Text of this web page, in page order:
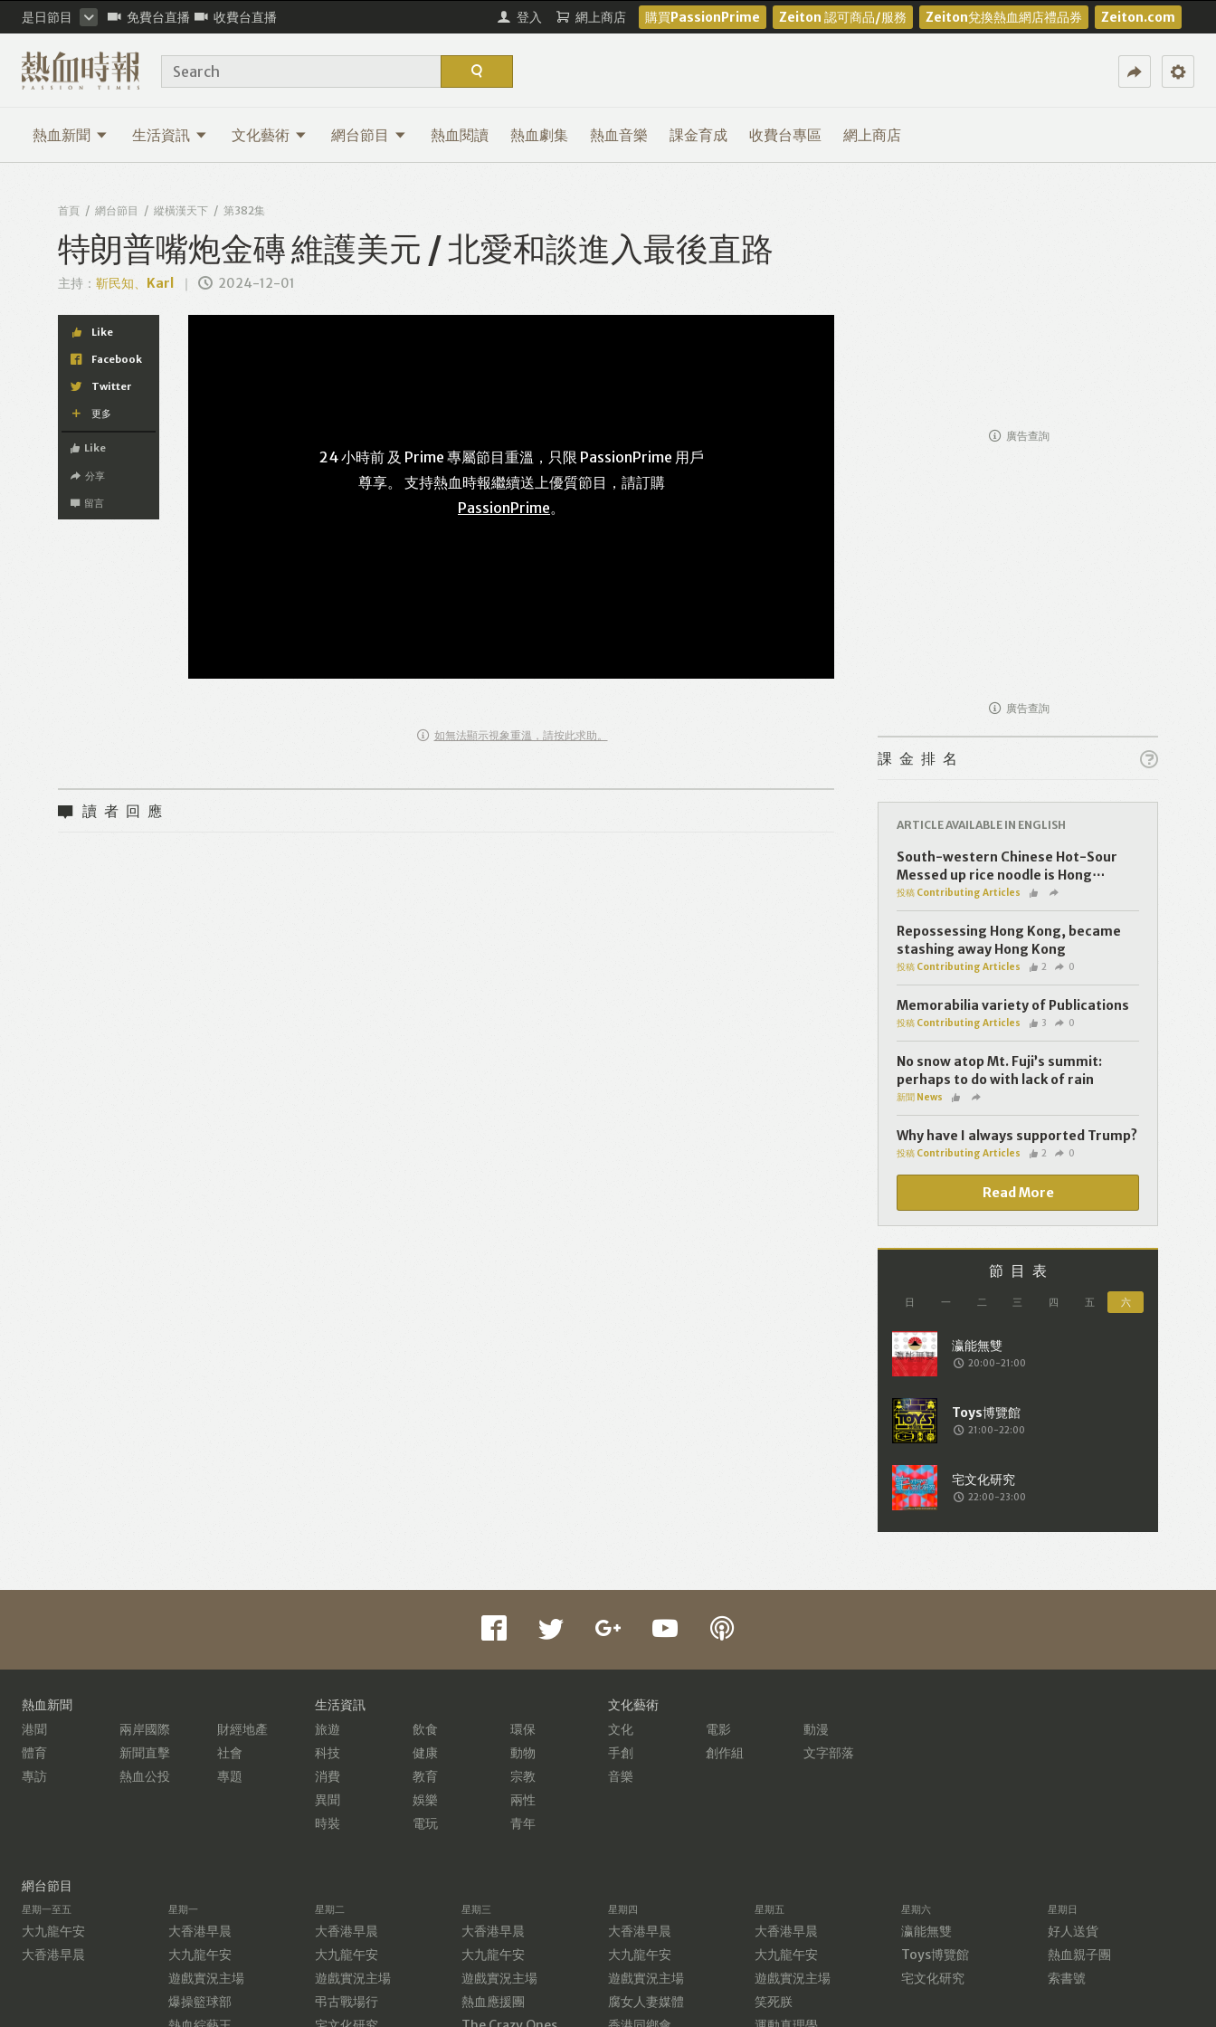
是日節目 免費台直播 收費台直播 登入 網上商店 購買PassionPrime Zeiton 認可商品/服務 Zeiton兌換熱血網店禮品券 Zeiton.com
熱血新聞 生活資訊 文化藝術 網台節目 熱血閱讀 熱血劇集 熱血音樂 課金育成 收費台專區 網上商店
Search
首頁 網台節目 縱橫漢天下 第382集
特朗普嘴炮金磚 維護美元 / 北愛和談進入最後直路
主持： 靳民知、Karl 2024-12-01
Like
Facebook
Twitter
更多
Like
分享
留言
24 小時前 及 Prime 專屬節目重溫，只限 PassionPrime 用戶
尊享。 支持熱血時報繼續送上優質節目，請訂購
PassionPrime。
如無法顯示視象重溫，請按此求助。
讀者回應
廣告查詢
廣告查詢
課金排名
ARTICLE AVAILABLE IN ENGLISH
South-western Chinese Hot-Sour
Messed up rice noodle is Hong⋯
投稿 Contributing Articles
Repossessing Hong Kong, became
stashing away Hong Kong
投稿 Contributing Articles 2 0
Memorabilia variety of Publications
投稿 Contributing Articles 3 0
No snow atop Mt. Fuji’s summit:
perhaps to do with lack of rain
新聞 News
Why have I always supported Trump?
投稿 Contributing Articles 2 0
Read More
節目表
日 一 二 三 四 五 六
20:00-21:00
21:00-22:00
22:00-23:00
熱血新聞
港聞
兩岸國際
財經地產
體育
新聞直擊
社會
專訪
熱血公投 專題
生活資訊
旅遊
飲食
環保
科技
健康
動物
消費
教育
宗教
異聞
娛樂
兩性
時裝
電玩 青年
文化藝術
文化
電影
動漫
手創
創作組
文字部落
音樂
網台節目
星期一至五
大九龍午安
大香港早晨
星期一
大香港早晨
大九龍午安
遊戲實況主場
爆操籃球部
星期二
大香港早晨
大九龍午安
遊戲實況主場
弔古戰場行
星期三
大香港早晨
大九龍午安
遊戲實況主場
熱血應援團
星期四
大香港早晨
大九龍午安
遊戲實況主場
腐女人妻媒體
星期五
大香港早晨
大九龍午安
遊戲實況主場
笑死朕
星期六
瀛能無雙
Toys博覽館
宅文化研究
星期日
好人送貨
熱血親子團
索書號